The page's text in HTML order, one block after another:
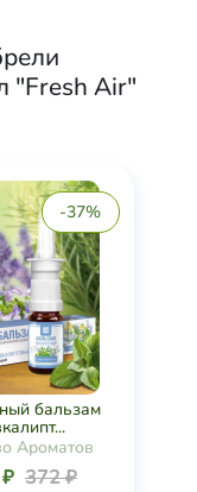
"Fresh Air"
-37%
бальзам
Ароматов
372 ₽